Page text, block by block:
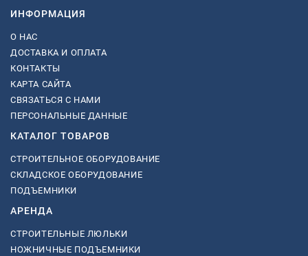
ИНФОРМАЦИЯ
О НАС
ДОСТАВКА И ОПЛАТА
КОНТАКТЫ
КАРТА САЙТА
СВЯЗАТЬСЯ С НАМИ
ПЕРСОНАЛЬНЫЕ ДАННЫЕ
КАТАЛОГ ТОВАРОВ
СТРОИТЕЛЬНОЕ ОБОРУДОВАНИЕ
СКЛАДСКОЕ ОБОРУДОВАНИЕ
ПОДЪЕМНИКИ
АРЕНДА
СТРОИТЕЛЬНЫЕ ЛЮЛЬКИ
НОЖНИЧНЫЕ ПОДЪЕМНИКИ